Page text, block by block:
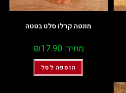
מונטה קרלו סלט בטטה
מחיר: ₪17.90
הוספה לסל